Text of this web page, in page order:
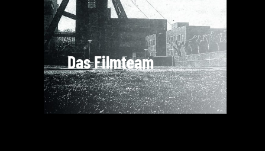
Das Filmteam